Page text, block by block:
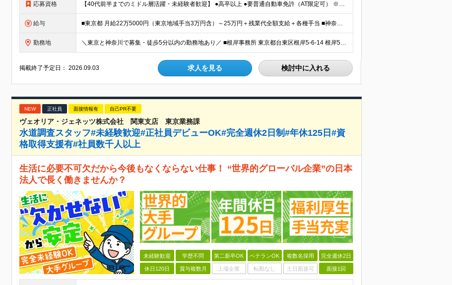
応募資格 【40代前半までのミドル層活躍・未経験者歓迎】 ●高卒以上 ●要普通自動車免許（AT限定可） ※特別な知識や経験は一切不要です！ ＜こんな方を歓迎します＞ ・安定した企業で、定年まで長く働き続けたい
給与 ■東京都 月給22万5000円（東京地域手当3万円含）～25万円＋残業代全額支給＋各種手当 ■神奈川県 月給19万5000円～24万円＋残業代全額支給＋各種手当 ※年齢・経験を考慮し決定 ※試用期
勤務地 ＼東京と神奈川で募集・徒歩5分以内の勤務地あり／ ■根岸事務所 東京都台東区根岸5-6-14 根岸5光ビル ■阿佐ヶ谷事務所 東京都杉並区成田東4-38-25 ■大橋事務所 東京都目黒区大橋2-8-1
掲載終了予定日：2026.09.03 求人を見る 検討中に入れる
NEW 正社員 面接情報有 自己PR不要
ヴェオリア・ジェネッツ株式会社 関東支店 東京業務課
水道調査スタッフ#未経験歓迎#正社員デビューOK#完全週休2日制#年休125日#資
格取得支援有#社員数千人以上
生活に必要不可欠だから今後もなくならない仕事！ “世界的グローバル企業”の日本
法人で長く働きませんか？
未経験歓迎 学歴不問 第二新卒OK ベテランOK 複数名採用 完全週休2日
休日120日 賞与複数月 上場企業 転勤なし 土日面接可 面接1回